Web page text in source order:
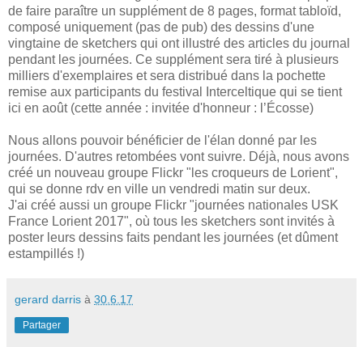
de faire paraître un supplément de 8 pages, format tabloïd,
composé uniquement (pas de pub) des dessins d'une
vingtaine de sketchers qui ont illustré des articles du journal
pendant les journées. Ce supplément sera tiré à plusieurs
milliers d'exemplaires et sera distribué dans la pochette
remise aux participants du festival Interceltique qui se tient
ici en août (cette année : invitée d'honneur : l’Écosse)
Nous allons pouvoir bénéficier de l'élan donné par les
journées. D'autres retombées vont suivre. Déjà, nous avons
créé un nouveau groupe Flickr "les croqueurs de Lorient",
qui se donne rdv en ville un vendredi matin sur deux.
J'ai créé aussi un groupe Flickr "journées nationales USK
France Lorient 2017", où tous les sketchers sont invités à
poster leurs dessins faits pendant les journées (et dûment
estampillés !)
gerard darris à 30.6.17
Partager